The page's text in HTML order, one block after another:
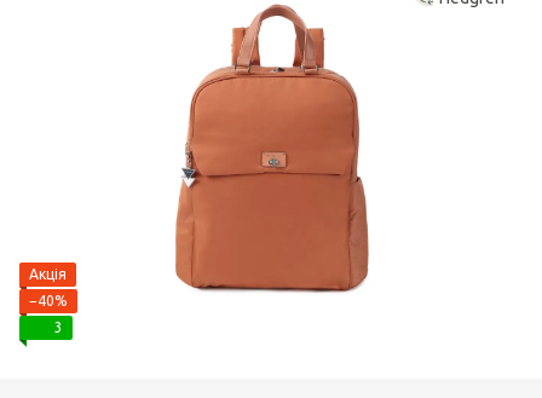
Акція
−40%
3